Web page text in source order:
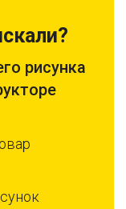
рисунка